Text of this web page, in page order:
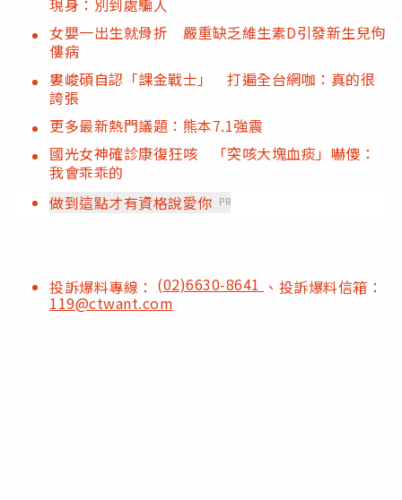
現身：別到處騙人
女嬰一出生就骨折 嚴重缺乏維生素D引發新生兒佝
僂病
婁峻碩自認「課金戰士」 打遍全台網咖：真的很
誇張
更多最新熱門議題：熊本7.1強震
國光女神確診康復狂咳 「突咳大塊血痰」嚇傻：
我會乖乖的
做到這點才有資格說愛你 PR
投訴爆料專線： (02)6630-8641 、投訴爆料信箱：
119@ctwant.com